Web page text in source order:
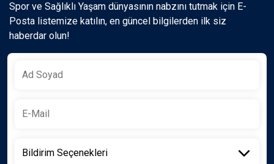
Spor ve Sağlıklı Yaşam dünyasının nabzını tutmak için E-
Posta listemize katılın, en güncel bilgilerden ilk siz
haberdar olun!